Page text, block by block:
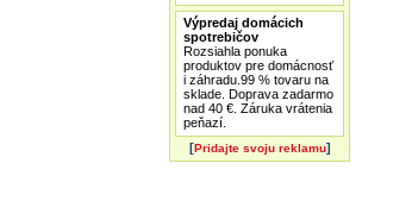
Výpredaj domácich
spotrebičov
Rozsiahla ponuka
produktov pre domácnosť
i záhradu.99 % tovaru na
sklade. Doprava zadarmo
nad 40 €. Záruka vrátenia
peňazí.
[Pridajte svoju reklamu]